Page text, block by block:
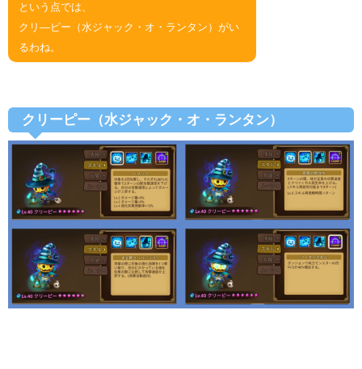
という点では、
クリ―ピー（水ジャック・オ・ランタン）がい
るわね。
クリーピー（水ジャック・オ・ランタン）